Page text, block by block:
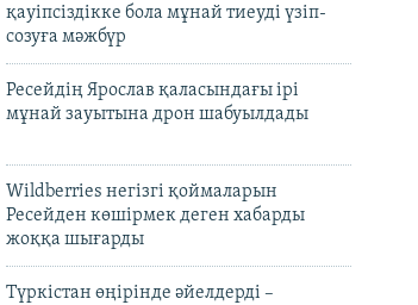
қауіпсіздікке бола мұнай тиеуді үзіп-
созуға мәжбүр
Ресейдің Ярослав қаласындағы ірі
мұнай зауытына дрон шабуылдады
Wildberries негізгі қоймаларын
Ресейден көшірмек деген хабарды
жоққа шығарды
Түркістан өңірінде әйелдерді –